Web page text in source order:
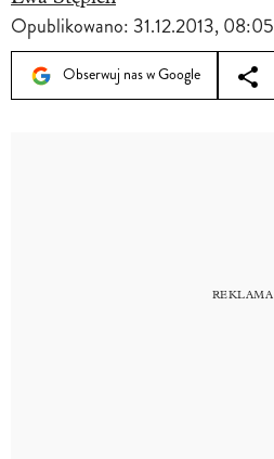
Opublikowano: 31.12.2013, 08:05
Obserwuj nas w Google